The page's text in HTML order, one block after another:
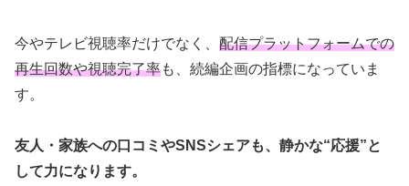
今やテレビ視聴率だけでなく、 配信プラットフォームでの
再生回数や視聴完了率も、続編企画の指標になっていま
す。
友人・家族への口コミやSNSシェアも、静かな“応援”と
して力になります。